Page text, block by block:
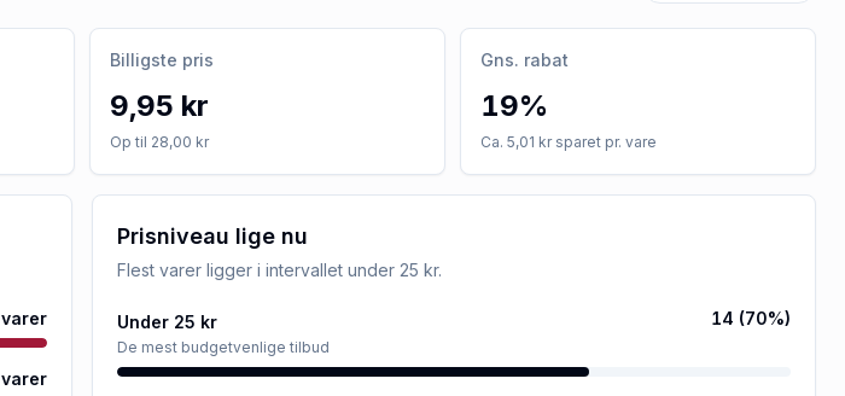
Billigste pris
9,95 kr
Op til 28,00 kr
Gns. rabat
19%
Ca. 5,01 kr sparet pr. vare
varer
varer
Prisniveau lige nu
Flest varer ligger i intervallet under 25 kr.
Under 25 kr
De mest budgetvenlige tilbud
14 (70%)